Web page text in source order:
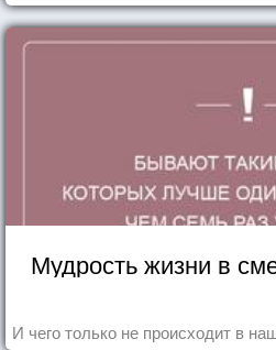
Мудрость жизни в
И чего только не происходит в